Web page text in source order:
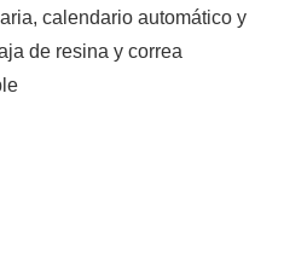
calendario automático y
de resina y correa